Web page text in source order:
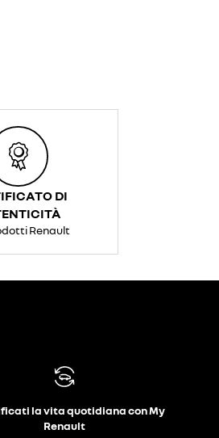
DI
Renault
la vita quotidiana con My
Renault